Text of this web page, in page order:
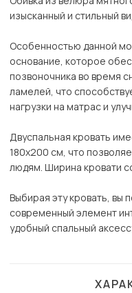
изысканный и стильный
Особенностью данной
основание, которое
позвоночника во время
ламелей, что
нагрузки на матрас и
Двуспальная кровать
180х200 см, что
людям. Ширина кровати
Выбирая эту кровать, вы
современный элемент
удобный спальный